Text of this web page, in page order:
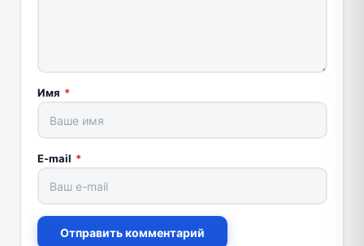
Имя *
E-mail *
Отправить комментарий